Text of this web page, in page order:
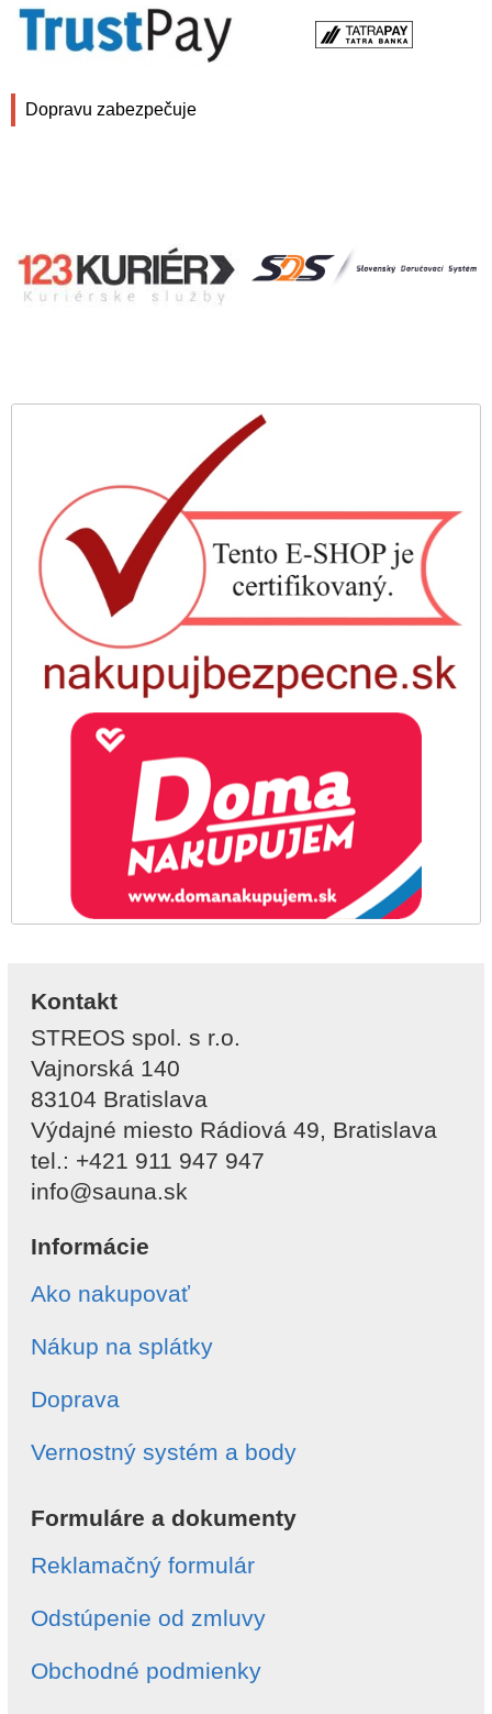
Dopravu zabezpečuje
Kontakt
STREOS spol. s r.o.
Vajnorská 140
83104 Bratislava
Výdajné miesto Rádiová 49, Bratislava
tel.: +421 911 947 947
info@sauna.sk
Informácie
Ako nakupovať
Nákup na splátky
Doprava
Vernostný systém a body
Formuláre a dokumenty
Reklamačný formulár
Odstúpenie od zmluvy
Obchodné podmienky